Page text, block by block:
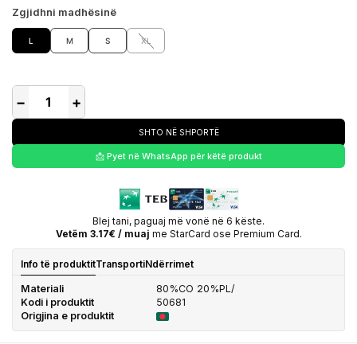
Zgjidhni madhësinë
L M S XL
− +
SHTO NË SHPORTË
📩 Pyet në WhatsApp për këtë produkt
Blej tani, paguaj më vonë në 6 këste.
Vetëm 3.17€ / muaj me StarCard ose Premium Card.
Info të produktitTransportiNdërrimet
Materiali
80%CO 20%PL/
Kodi i produktit
50681
Origjina e produktit